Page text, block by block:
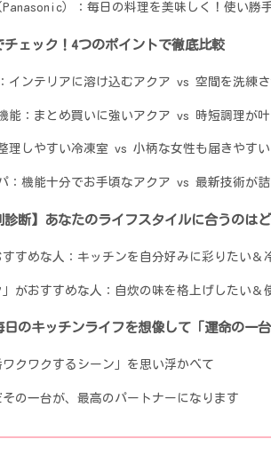
）：毎日の料理を美味しく！使い勝
チェック！4つのポイントで徹底比較
インテリアに溶け込むアクア vs 空間を洗練さ
能：まとめ買いに強いアクア vs 時短調理が叶
理しやすい冷凍室 vs 小柄な女性も届きやすい
：機能十分でお手頃なアクア vs 最新技術が詰
診断】あなたのライフスタイルに合うのは
すすめな人：キッチンを自分好みに彩りたい＆
」がおすすめな人：自炊の味を格上げしたい＆
日のキッチンライフを想像して「運命の一
クワクするシーン」を思い浮かべて
の一台が、最高のパートナーになります